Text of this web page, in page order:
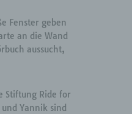
Fenster geben
an die Wand
aussucht,
Stiftung Ride for
Yannik sind